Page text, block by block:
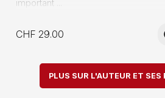
important ...
CHF 29.00
PLUS SUR L'AUTEUR ET SES